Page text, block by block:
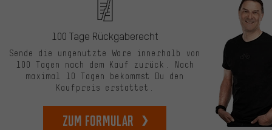
100 Tage Rückgaberecht
Sende die ungenutzte Ware innerhalb von
100 Tagen nach dem Kauf zurück. Nach
maximal 10 Tagen bekommst Du den
Kaufpreis erstattet.
zum Formular